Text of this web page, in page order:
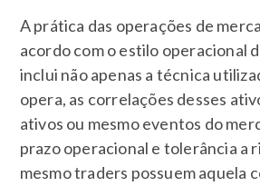
A prática das operações de
acordo com o estilo operacional
inclui não apenas a técnica
opera, as correlações desses
ativos ou mesmo eventos do
prazo operacional e tolerância a
mesmo traders possuem aquela